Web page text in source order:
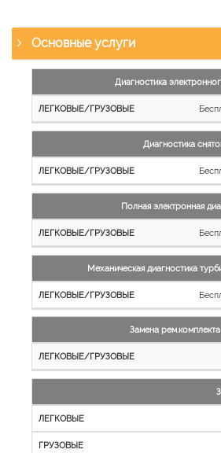
Основные услуги
работы
Легковые
и
Грузовые
автомобили
Диагностика
Диагностика
Полная электронная
Механическая диагностика
Замена